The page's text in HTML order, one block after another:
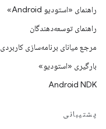
راهنمای «استودیو Android»
راهنمای توسعه‌دهندگان
مرجع میانای برنامه‌سازی کاربردی
بارگیری «استودیو»
Android NDK
پشتیبانی